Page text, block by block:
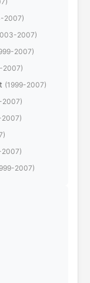
2007)
2007)
2007)
2007)
(1999-2007)
2007)
2007)
2007)
2007)